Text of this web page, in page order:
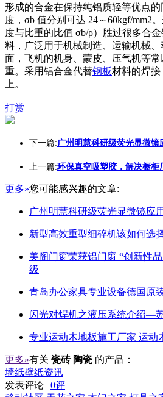
形成的合金在保持纯铝质轻等优点
度，σb 值分别可达 24～60kgf/mm2
度与比重的比值 σb/ρ）胜过很多合
料，广泛用于机械制造、运输机械
面，飞机的机身、蒙皮、压气机等
重。采用铝合金代替钢板材料的焊接
上。
打赏
下一篇:广州明慧科研级荧光显微镜
上一篇:环保真空吸塑胶，解决橱柜
更多»您可能感兴趣的文章:
广州明慧科研级荧光显微镜应
新型高效重型细碎机该如何选
美阁门窗荣获铝门窗 “创新性
级
青岛办公家具专业设备德国原
闪光对焊机之液压系统介绍—
专业运动木地板施工厂家 运动
更多»有关 瓷砖 陶瓷 的产品：
墙纸壁纸资讯
发表评论 | 0评